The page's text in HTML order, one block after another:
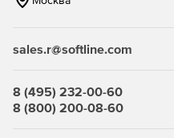
Bitcrusher позволяет
Компрессор и Gate имеют
входного усиления. Это
sales.r@softline.com
8 (495) 232-00-60
8 (800) 200-08-60